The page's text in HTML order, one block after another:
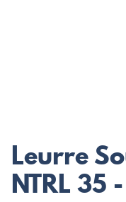
Leurre
NTRL 35